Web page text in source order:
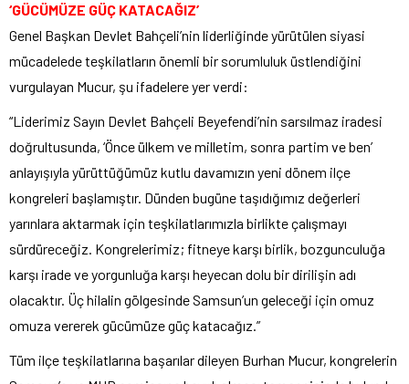
‘GÜCÜMÜZE GÜÇ KATACAĞIZ’
Genel Başkan Devlet Bahçeli’nin liderliğinde yürütülen siyasi
mücadelede teşkilatların önemli bir sorumluluk üstlendiğini
vurgulayan Mucur, şu ifadelere yer verdi:
“Liderimiz Sayın Devlet Bahçeli Beyefendi’nin sarsılmaz iradesi
doğrultusunda, ‘Önce ülkem ve milletim, sonra partim ve ben’
anlayışıyla yürüttüğümüz kutlu davamızın yeni dönem ilçe
kongreleri başlamıştır. Dünden bugüne taşıdığımız değerleri
yarınlara aktarmak için teşkilatlarımızla birlikte çalışmayı
sürdüreceğiz. Kongrelerimiz; fitneye karşı birlik, bozgunculuğa
karşı irade ve yorgunluğa karşı heyecan dolu bir dirilişin adı
olacaktır. Üç hilalin gölgesinde Samsun’un geleceği için omuz
omuza vererek gücümüze güç katacağız.”
Tüm ilçe teşkilatlarına başarılar dileyen Burhan Mucur, kongrelerin